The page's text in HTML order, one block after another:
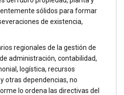
sólidos para formar
de existencia,
regionales de la gestión de
administración, contabilidad,
logística, recursos
otras dependencias, no
lo ordena las directivas del